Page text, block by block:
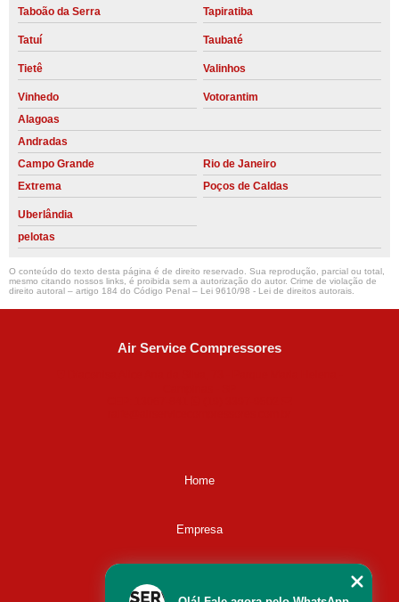
Taboão da Serra Tapiratiba
Tatuí Taubaté
Tietê Valinhos
Vinhedo
Votorantim
Alagoas
Andradas
Campo Grande
Rio de Janeiro
Extrema
Poços de Caldas
Uberlândia
pelotas
O conteúdo do texto desta página é de direito reservado. Sua reprodução, parcial ou total,
mesmo citando nossos links, é proibida sem a autorização do autor. Crime de violação de
direito autoral – artigo 184 do Código Penal – Lei 9610/98 - Lei de direitos autorais.
Air Service Compressores
Home
Empresa